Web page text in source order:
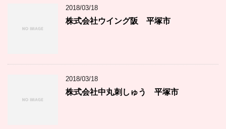
2018/03/18
株式会社ウイング阪 平塚市
2018/03/18
株式会社中丸刺しゅう 平塚市